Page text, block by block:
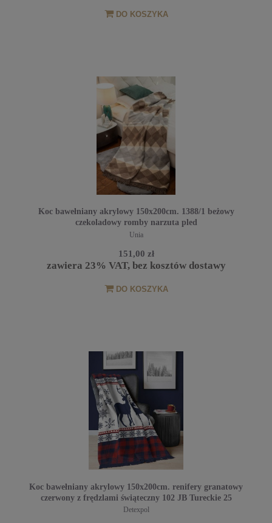
DO KOSZYKA
Koc bawełniany akrylowy 150x200cm. 1388/1 beżowy
czekoladowy romby narzuta pled
Unia
151,00 zł
zawiera 23% VAT, bez kosztów dostawy
DO KOSZYKA
Koc bawełniany akrylowy 150x200cm. renifery granatowy
czerwony z frędzlami świąteczny 102 JB Tureckie 25
Detexpol